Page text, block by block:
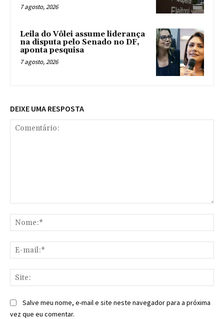
7 agosto, 2026
Leila do Vôlei assume liderança
na disputa pelo Senado no DF,
aponta pesquisa
7 agosto, 2026
DEIXE UMA RESPOSTA
Salve meu nome, e-mail e site neste navegador para a próxima
vez que eu comentar.